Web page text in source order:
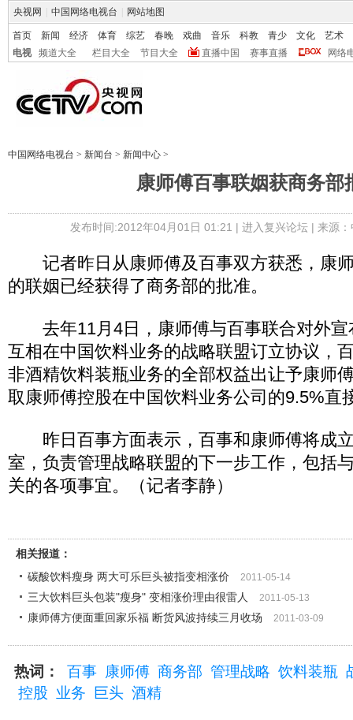
央视网 中国网络电视台 网站地图
首页 新闻 经济 体育 综艺 春晚 戏曲 音乐 科教 青少 文化
艺术
电视
频道大全 栏目大全 节目大全 直播中国 赛事直播 网络
中国网络电视台 > 新闻台 > 新闻中心 >
康师傅百事联姻获商务部
发布时间:2012年04月01日 01:21 | 进入复兴论坛| 来源
记者昨日从康师傅及百事双方获悉，康
的联姻已经获得了商务部的批准。
去年11月4日，康师傅与百事联合对外宣
互相在中国饮料业务的战略联盟订立协议，
非酒精饮料装瓶业务的全部权益出让予康师
取康师傅控股在中国饮料业务公司的9.5%直
昨日百事方面表示，百事和康师傅将成
室，负责管理战略联盟的下一步工作，包括
关的各项事宜。（记者李静）
相关报道：
碳酸饮料瘦身 两大可乐巨头被指变相涨价
2011-05-14
三大饮料巨头包装"瘦身" 变相涨价理由很雷人 2011-05-13
康师傅方便面重回家乐福 断货风波持续三月收场 2011-03-09
热词： 百事 康师傅 商务部 管理战略 饮料装瓶
控股 业务 巨头 酒精